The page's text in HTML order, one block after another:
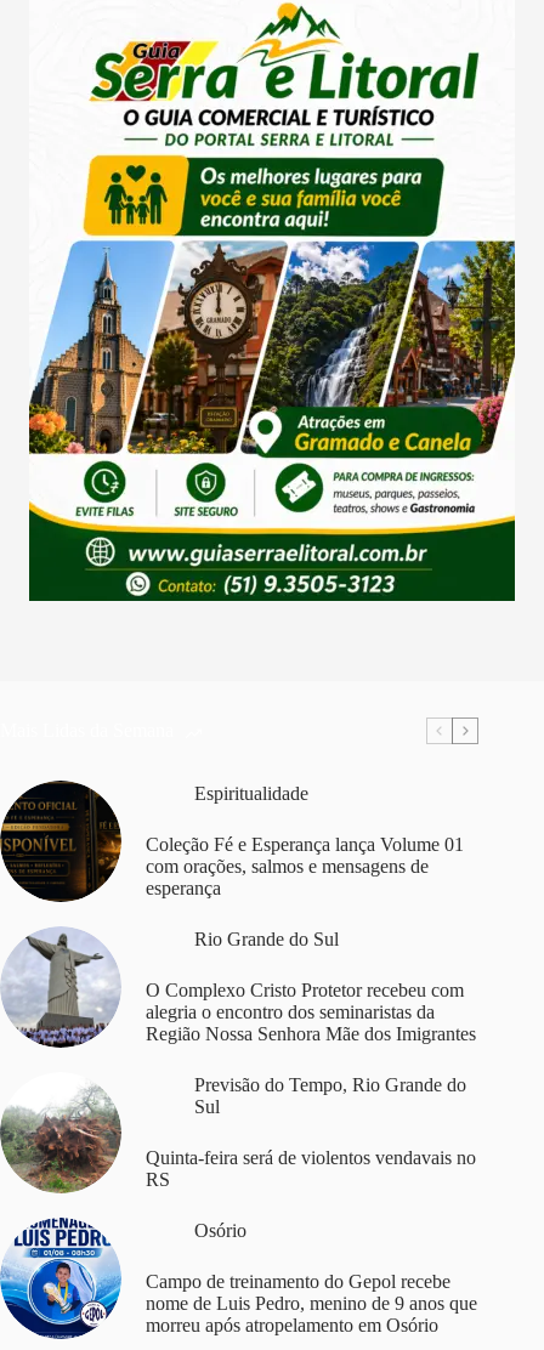
Espiritualidade
Coleção Fé e Esperança lança Volume 01
com orações, salmos e mensagens de
esperança
Rio Grande do Sul
O Complexo Cristo Protetor recebeu com
alegria o encontro dos seminaristas da
Região Nossa Senhora Mãe dos Imigrantes
Previsão do Tempo, Rio Grande do
Sul
Quinta-feira será de violentos vendavais no
RS
Osório
Campo de treinamento do Gepol recebe
nome de Luis Pedro, menino de 9 anos que
morreu após atropelamento em Osório